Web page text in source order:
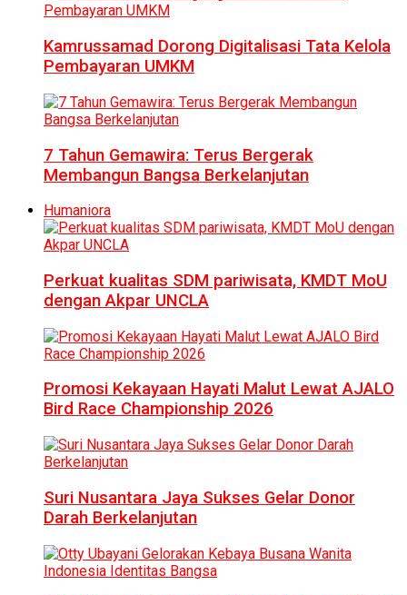
Kamrussamad Dorong Digitalisasi Tata Kelola
Pembayaran UMKM
7 Tahun Gemawira: Terus Bergerak
Membangun Bangsa Berkelanjutan
Humaniora
Perkuat kualitas SDM pariwisata, KMDT MoU
dengan Akpar UNCLA
Promosi Kekayaan Hayati Malut Lewat AJALO
Bird Race Championship 2026
Suri Nusantara Jaya Sukses Gelar Donor
Darah Berkelanjutan